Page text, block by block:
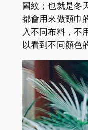
圖紋；也就是冬
都會用來做頸巾
入不同布料，不
以看到不同顏色